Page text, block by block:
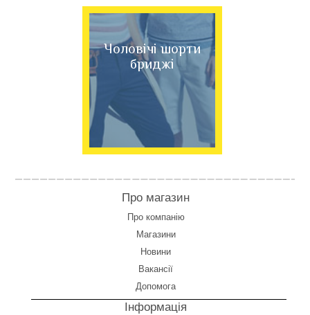
Чоловічі шорти
бриджі
Про магазин
Про компанію
Магазини
Новини
Вакансії
Допомога
Інформація